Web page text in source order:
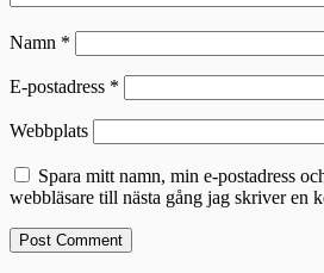
Namn *
E-postadress *
Webbplats
Spara mitt namn, min e-postadress
webbläsare till nästa gång jag skriver en